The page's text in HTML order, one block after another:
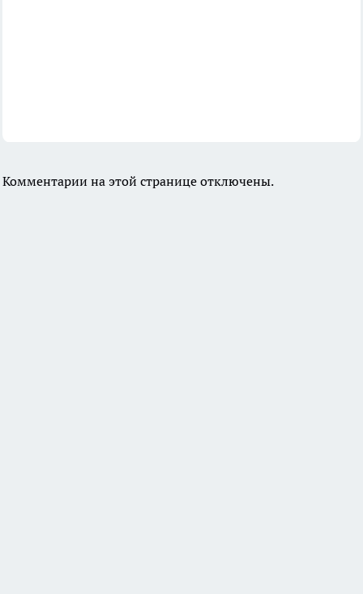
Комментарии на этой странице отключены.